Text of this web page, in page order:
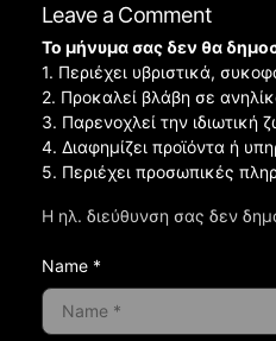
Leave a Comment
Η ηλ. διεύθυνση σας δεν
Το μήνυμα σας δεν θα
1. Περιέχει υβριστικά,
2. Προκαλεί βλάβη σε
3. Παρενοχλεί την ιδιωτική
4. Διαφημίζει προϊόντα ή
5. Περιέχει προσωπικές
Name *